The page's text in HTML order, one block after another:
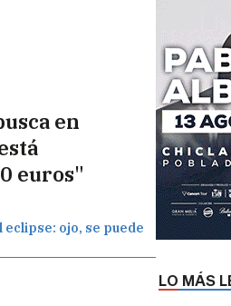
en
euros"
ojo, se puede
LO MÁS